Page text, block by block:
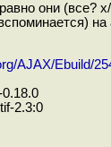
они (все?
AJAX/Ebuild/
2.3:0